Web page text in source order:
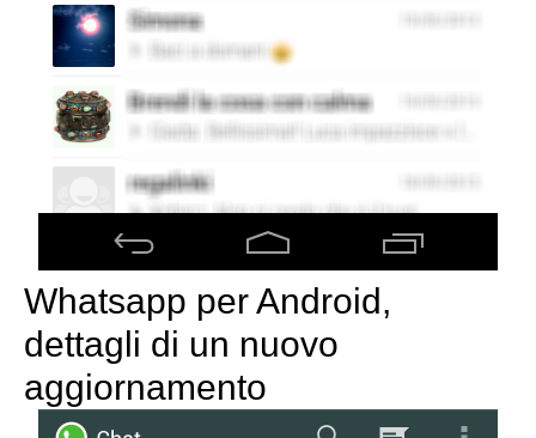
Whatsapp per Android,
dettagli di un nuovo
aggiornamento